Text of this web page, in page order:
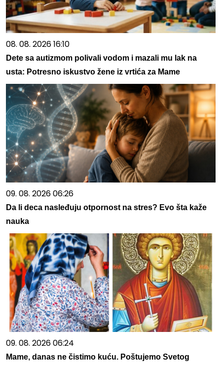
08. 08. 2026 16:10
Dete sa autizmom polivali vodom i mazali mu lak na
usta: Potresno iskustvo žene iz vrtića za Mame
09. 08. 2026 06:26
Da li deca nasleđuju otpornost na stres? Evo šta kaže
nauka
09. 08. 2026 06:24
Mame, danas ne čistimo kuću. Poštujemo Svetog